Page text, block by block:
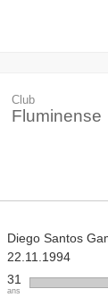
Club
Fluminense
Diego Santos
22.11.1994
31
ans